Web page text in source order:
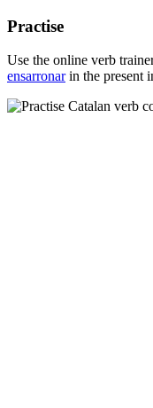
Practise
Use the online verb
ensarronarin the present